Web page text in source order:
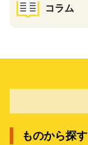
コラム
ものから探す